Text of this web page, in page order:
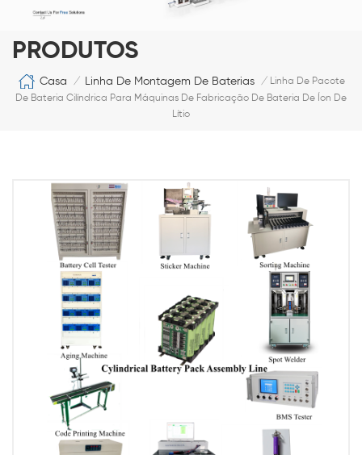
PRODUTOS
Casa / Linha De Montagem De Baterias / Linha De Pacote
De Bateria Cilíndrica Para Máquinas De Fabricação De Bateria De Íon De
Lítio